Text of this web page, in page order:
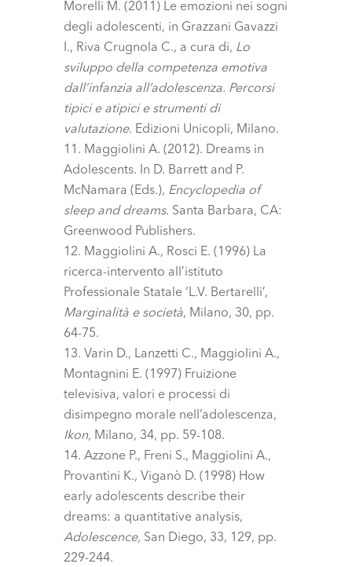
Morelli M. (2011) Le emozioni nei sogni
degli adolescenti, in Grazzani Gavazzi
I., Riva Crugnola C., a cura di, Lo
sviluppo della competenza emotiva
dall’infanzia all’adolescenza. Percorsi
tipici e atipici e strumenti di
valutazione. Edizioni Unicopli, Milano.
Maggiolini A. (2012). Dreams in
Adolescents. In D. Barrett and P.
McNamara (Eds.), Encyclopedia of
sleep and dreams. Santa Barbara, CA:
Greenwood Publishers.
Maggiolini A., Rosci E. (1996) La
ricerca-intervento all’istituto
Professionale Statale ‘L.V. Bertarelli’,
Marginalità e società, Milano, 30, pp.
64-75.
Varin D., Lanzetti C., Maggiolini A.,
Montagnini E. (1997) Fruizione
televisiva, valori e processi di
disimpegno morale nell’adolescenza,
Ikon, Milano, 34, pp. 59-108.
Azzone P., Freni S., Maggiolini A.,
Provantini K., Viganò D. (1998) How
early adolescents describe their
dreams: a quantitative analysis,
Adolescence, San Diego, 33, 129, pp.
229-244.